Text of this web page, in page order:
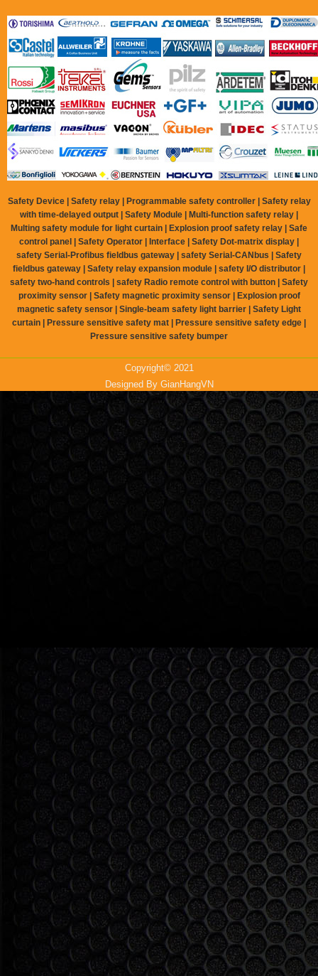
Safety Device | Safety relay | Programmable safety controller | Safety relay
with time-delayed output | Safety Module | Multi-function safety relay |
Multing safety module for light curtain | Explosion proof safety relay | Safe
control panel | Safety Operator | Interface | Safety Dot-matrix display |
safety Serial-Profibus fieldbus gateway | safety Serial-CANbus | Safety
fieldbus gateway | Safety relay expansion module | safety I/O distributor |
safety two-hand controls | safety Radio remote control with button | Safety
proximity sensor | Safety magnetic proximity sensor | Explosion proof
magnetic safety sensor | Single-beam safety light barrier | Safety Light
curtain | Pressure sensitive safety mat | Pressure sensitive safety edge |
Pressure sensitive safety bumper
Copyright© 2021
Designed By GianHangVN